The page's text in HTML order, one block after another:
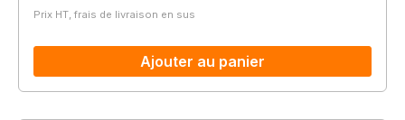
Prix HT, frais de livraison en sus
Ajouter au panier